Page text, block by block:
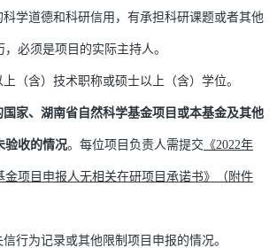
科学道德和科研信用，有承担科研课题或者其他
必须是项目的实际主持人。
（含）技术职称或硕士以上（含）学位。
国家、湖南省自然科学基金项目或本基金及其他
验收的情况。每位项目负责人需提交 《2022年
金项目申报人无相关在研项目承诺书》（附件
行为记录或其他限制项目申报的情况。